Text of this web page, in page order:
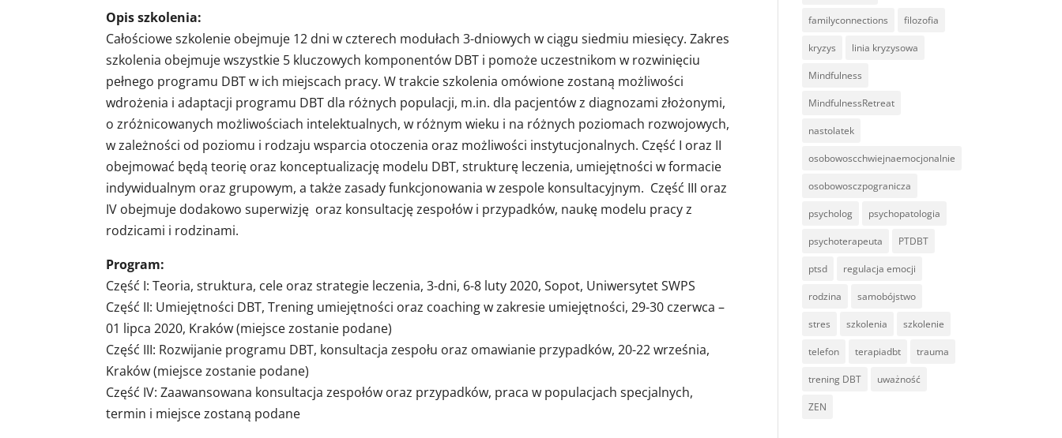
Opis szkolenia:
Całościowe szkolenie obejmuje 12 dni w czterech modułach 3-dniowych w ciągu siedmiu miesięcy. Zakres
szkolenia obejmuje wszystkie 5 kluczowych komponentów DBT i pomoże uczestnikom w rozwinięciu
pełnego programu DBT w ich miejscach pracy. W trakcie szkolenia omówione zostaną możliwości
wdrożenia i adaptacji programu DBT dla różnych populacji, m.in. dla pacjentów z diagnozami złożonymi,
o zróżnicowanych możliwościach intelektualnych, w różnym wieku i na różnych poziomach rozwojowych,
w zależności od poziomu i rodzaju wsparcia otoczenia oraz możliwości instytucjonalnych. Część I oraz II
obejmować będą teorię oraz konceptualizację modelu DBT, strukturę leczenia, umiejętności w formacie
indywidualnym oraz grupowym, a także zasady funkcjonowania w zespole konsultacyjnym. Część III oraz
IV obejmuje dodakowo superwizję oraz konsultację zespołów i przypadków, naukę modelu pracy z
rodzicami i rodzinami.
Program:
Część I: Teoria, struktura, cele oraz strategie leczenia, 3-dni, 6-8 luty 2020, Sopot, Uniwersytet SWPS
Część II: Umiejętności DBT, Trening umiejętności oraz coaching w zakresie umiejętności, 29-30 czerwca –
01 lipca 2020, Kraków (miejsce zostanie podane)
Część III: Rozwijanie programu DBT, konsultacja zespołu oraz omawianie przypadków, 20-22 września,
Kraków (miejsce zostanie podane)
Część IV: Zaawansowana konsultacja zespołów oraz przypadków, praca w populacjach specjalnych,
termin i miejsce zostaną podane
familyconnections filozofia
kryzys linia kryzysowa
Mindfulness
MindfulnessRetreat
nastolatek
osobowoscchwiejnaemocjonalnie
osobowosczpogranicza
psycholog psychopatologia
psychoterapeuta PTDBT
ptsd regulacja emocji
rodzina samobójstwo
stres szkolenia szkolenie
telefon terapiadbt trauma
trening DBT uważność
ZEN